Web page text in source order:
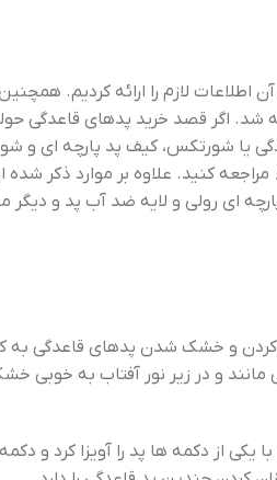
لازم را ارائه کردیم. همچنین
اگر قصد خرید پدهای قاعدگی
یا شورتکس، کیف پد پارچه ای و
مراجعه کنید. علاوه بر موارد ذکر
ای رولی و لایه ضد آب پد و دیگر
کردن و خشک شدن پدهای قاعدگی به
مانند و در زیر نور آفتاب به خوبی
می باشند که باید با یکی از دکمه ها پد را آویزا